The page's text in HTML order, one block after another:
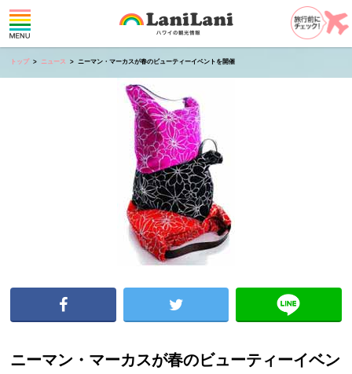
トップ ニュース ニーマン・マーカスが春のビューティーイベントを開催
ニーマン・マーカスが春のビューティーイベン